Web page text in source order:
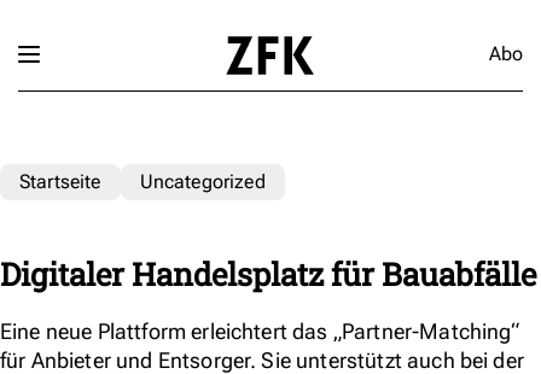
Abo
Startseite Uncategorized
Digitaler Handelsplatz für Bauabfälle
Eine neue Plattform erleichtert das „Partner-Matching“
für Anbieter und Entsorger. Sie unterstützt auch bei der